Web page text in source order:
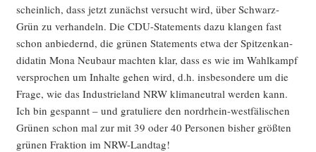
schein­lich, dass jetzt zunächst ver­sucht wird, über Schwarz-
Grün zu ver­han­deln. Die CDU-State­ments dazu klan­gen fast
schon anbie­dernd, die grü­nen State­ments etwa der Spit­zen­kan­
di­da­tin Mona Neu­baur mach­ten klar, dass es wie im Wahl­kampf
ver­spro­chen um Inhal­te gehen wird, d.h. ins­be­son­de­re um die
Fra­ge, wie das Indus­trie­land NRW kli­ma­neu­tral wer­den kann.
Ich bin gespannt – und gra­tu­lie­re den nord­rhein-west­fä­li­schen
Grü­nen schon mal zur mit 39 oder 40 Per­so­nen bis­her größ­ten
grü­nen Frak­ti­on im NRW-Landtag!